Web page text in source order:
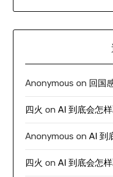
Anonymous on 回国
四火 onAI 到底会怎
Anonymous onAI 到
四火 onAI 到底会怎